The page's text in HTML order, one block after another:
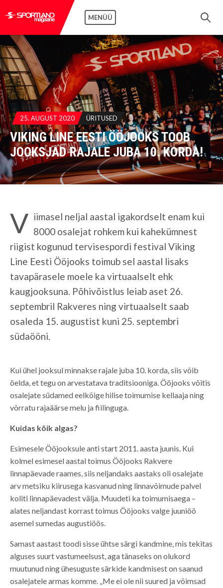
MENÜÜ
25. AUGUST 2020 ÜRITUSED
VIKING LINE EESTI ÖÖJOOKS TOOB
JOOKSJAD RAJALE JUBA 10. KORDA!
V iimasel neljal aastal igakordselt enam kui
8000 osalejat rohkem kui kahekümnest
riigist kogunud tervisespordi festival Viking
Line Eesti Ööjooks toimub sel aastal lisaks
tavapärasele moele ka virtuaalselt ehk
kaugjooksuna. Põhivõistlus leiab aset 26.
septembril Rakveres ning virtuaalselt saab
osaleda 15. augustist kuni 25. septembri
südaööni.
Kui ühel jooksul minnakse rajale juba 10. korda, siis võib
öelda, et tegu on arvestatava traditsiooniga. Ööjooks võitis
osalejate südamed eelkõige hilise toimumise kellaaja ning
võrratu rajaäärse melu ja fiilinguga.
Kuidas kõik algas?
Esimesele Ööjooksule anti start 2011. aasta juunis. Kui
kolmel esimesel aastal toimus Ööjooks Rakvere
linnapäevade raames, siis neljandaks aastaks oli osalejate
arv metsiku kiirusega kasvanud ning linnavõimude palvel
koliti linnapäevadest välja. Muudeti ka toimumisaega –
alates neljandast korrast toimus Ööjooks valge juuniöö
asemel sumedas augustiöös.
Samast aastast toodi sisse ühtse särgi kandmine, mis tekitas
alguses suurt vastumeelsust, aga tänaseks on olukord
muutunud ning ühesuguste särkide kandmisest on saanud
osalejatele armas komme. „Me ei ole nii suured ja võimsad